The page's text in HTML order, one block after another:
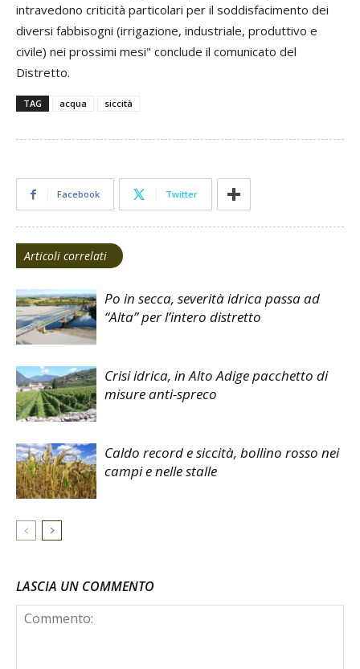
intravedono criticità particolari per il soddisfacimento dei
diversi fabbisogni (irrigazione, industriale, produttivo e
civile) nei prossimi mesi" conclude il comunicato del
Distretto.
TAG acqua siccità
Facebook Twitter
Articoli correlati
Po in secca, severità idrica passa ad
“Alta” per l’intero distretto
Crisi idrica, in Alto Adige pacchetto di
misure anti-spreco
Caldo record e siccità, bollino rosso nei
campi e nelle stalle
LASCIA UN COMMENTO